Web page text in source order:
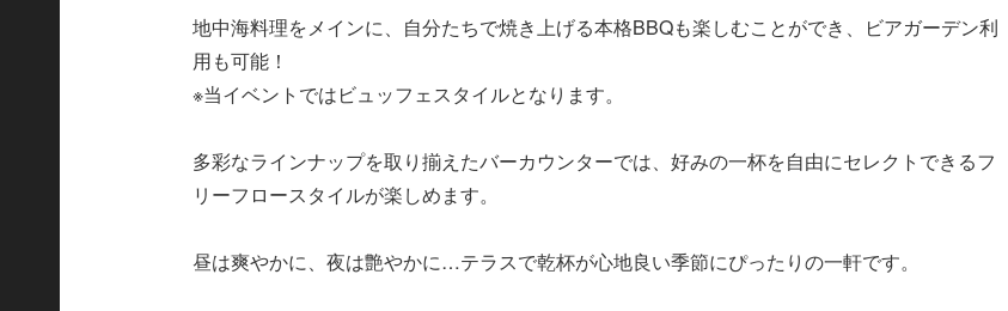
地中海料理をメインに、自分たちで焼き上げる本格BBQも楽しむことができ、ビアガーデン利
用も可能！
※当イベントではビュッフェスタイルとなります。
多彩なラインナップを取り揃えたバーカウンターでは、好みの一杯を自由にセレクトできるフ
リーフロースタイルが楽しめます。
昼は爽やかに、夜は艶やかに…テラスで乾杯が心地良い季節にぴったりの一軒です。